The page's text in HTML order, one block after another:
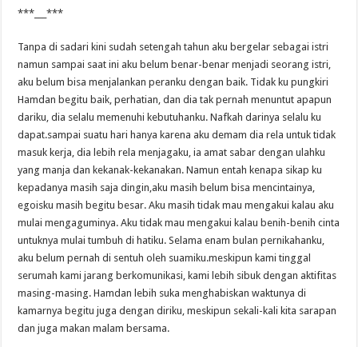
***___***
Tanpa di sadari kini sudah setengah tahun aku bergelar sebagai istri
namun sampai saat ini aku belum benar-benar menjadi seorang istri,
aku belum bisa menjalankan peranku dengan baik. Tidak ku pungkiri
Hamdan begitu baik, perhatian, dan dia tak pernah menuntut apapun
dariku, dia selalu memenuhi kebutuhanku. Nafkah darinya selalu ku
dapat.sampai suatu hari hanya karena aku demam dia rela untuk tidak
masuk kerja, dia lebih rela menjagaku, ia amat sabar dengan ulahku
yang manja dan kekanak-kekanakan. Namun entah kenapa sikap ku
kepadanya masih saja dingin,aku masih belum bisa mencintainya,
egoisku masih begitu besar. Aku masih tidak mau mengakui kalau aku
mulai mengaguminya. Aku tidak mau mengakui kalau benih-benih cinta
untuknya mulai tumbuh di hatiku. Selama enam bulan pernikahanku,
aku belum pernah di sentuh oleh suamiku.meskipun kami tinggal
serumah kami jarang berkomunikasi, kami lebih sibuk dengan aktifitas
masing-masing. Hamdan lebih suka menghabiskan waktunya di
kamarnya begitu juga dengan diriku, meskipun sekali-kali kita sarapan
dan juga makan malam bersama.